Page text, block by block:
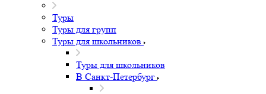
Туры
Туры для групп
Туры для школьников
Туры для школьников
В Санкт-Петербург